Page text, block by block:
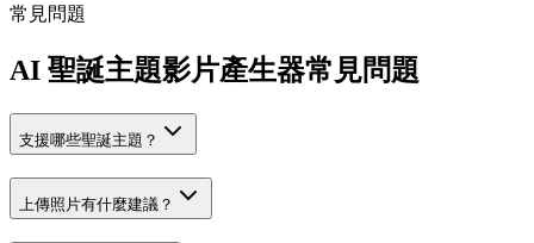
常見問題
AI 聖誕主題影片產生器常見問題
支援哪些聖誕主題？
上傳照片有什麼建議？